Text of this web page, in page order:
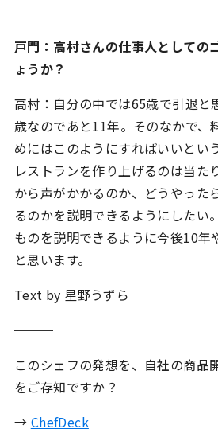
戸門：高村さんの仕事人としての
ょうか？
高村：自分の中では65歳で引退と
歳なのであと11年。そのなかで、
めにはこのようにすればいいとい
レストランを作り上げるのは当た
から声がかかるのか、どうやった
るのかを説明できるようにしたい
ものを説明できるように今後10年
と思います。
Text by 星野うずら
━━━
このシェフの発想を、自社の商品
をご存知ですか？
→ ChefDeck